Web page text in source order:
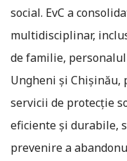
social. EvC a
multidisciplinar,
de familie,
Ungheni şi Chişinău,
servicii de protecţie
eficiente şi durabile,
prevenire a